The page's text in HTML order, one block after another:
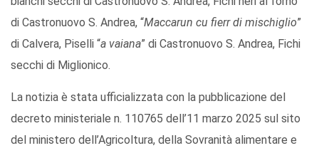
di Castronuovo S. Andrea, “Maccarun cu fierr di mischiglio”
di Calvera, Piselli “a vaiana” di Castronuovo S. Andrea, Fichi
secchi di Miglionico.
La notizia è stata ufficializzata con la pubblicazione del
decreto ministeriale n. 110765 dell’11 marzo 2025 sul sito
del ministero dell’Agricoltura, della Sovranità alimentare e